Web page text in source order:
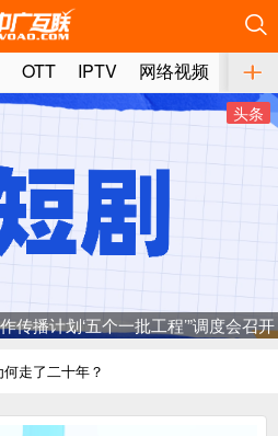
OTT IPTV 网络视频 媒体
头条
传播计划‘五个一批工程’”调度会召开
动续费专项治理
”发布
何走了二十年？
续费专项治理
视技术标准白皮书
推荐
推荐
推荐
推荐
推荐
推荐
推荐
推荐
推荐
推荐
推荐
推荐
推荐
推荐
推荐
推荐
推荐
推荐
推荐
推荐